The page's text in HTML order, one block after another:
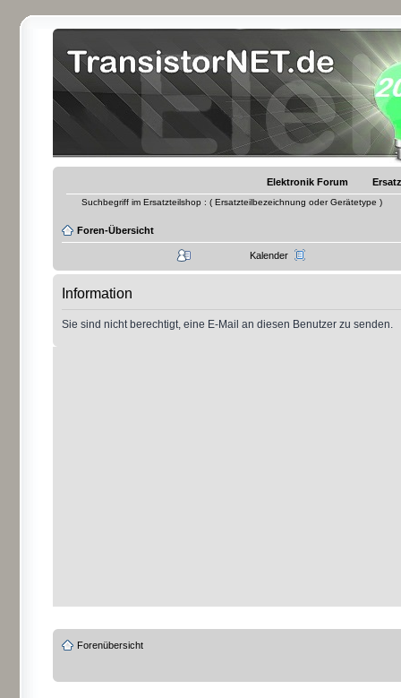
Elektronik Forum
Suchbegriff im Ersatzteilshop : ( Ersatzteilbezeichnung oder Gerätetype )
Foren-Übersicht
Kalender
Information
Sie sind nicht berechtigt, eine E-Mail an diesen Benutzer zu senden.
Forenübersicht